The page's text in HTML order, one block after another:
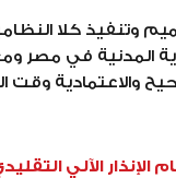
وتنفيذ كلا
المدنية في مصر
والاعتمادية وقت
الإنذار الآلي